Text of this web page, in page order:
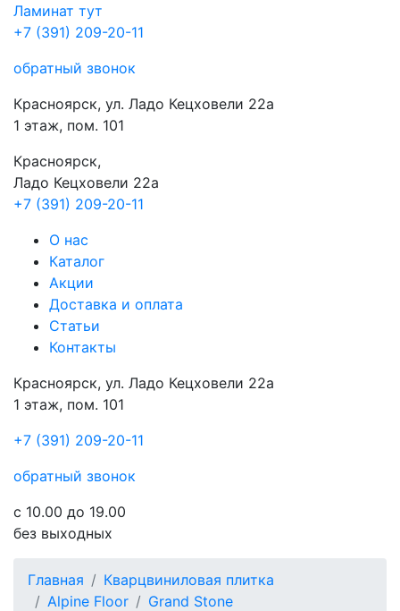
Ламинат тут
+7 (391) 209-20-11
обратный звонок
Красноярск, ул. Ладо Кецховели 22а
1 этаж, пом. 101
Красноярск,
Ладо Кецховели 22a
+7 (391) 209-20-11
О нас
Каталог
Акции
Доставка и оплата
Cтатьи
Контакты
Красноярск, ул. Ладо Кецховели 22а
1 этаж, пом. 101
+7 (391) 209-20-11
обратный звонок
с 10.00 до 19.00
без выходных
Главная
Кварцвиниловая плитка
Alpine Floor
Grand Stone